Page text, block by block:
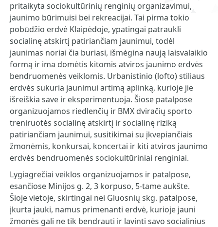
pritaikyta sociokultūrinių renginių organizavimui,
jaunimo būrimuisi bei rekreacijai. Tai pirma tokio
pobūdžio erdvė Klaipėdoje, ypatingai patraukli
socialinę atskirtį patiriančiam jaunimui, todėl
jaunimas noriai čia buriasi, išmėgina naują laisvalaikio
formą ir ima domėtis kitomis atviros jaunimo erdvės
bendruomenės veiklomis. Urbanistinio (lofto) stiliaus
erdvės sukuria jaunimui artimą aplinką, kurioje jie
išreiškia save ir eksperimentuoja. Šiose patalpose
organizuojamos riedlenčių ir BMX dviračių sporto
treniruotės socialinę atskirtį ir socialinę riziką
patiriančiam jaunimui, susitikimai su įkvepiančiais
žmonėmis, konkursai, koncertai ir kiti atviros jaunimo
erdvės bendruomenės sociokultūriniai renginiai.
Lygiagrečiai veiklos organizuojamos ir patalpose,
esančiose Minijos g. 2, 3 korpuso, 5-tame aukšte.
Šioje vietoje, skirtingai nei Gluosnių skg. patalpose,
įkurta jauki, namus primenanti erdvė, kurioje jauni
žmonės gali ne tik bendrauti ir lavinti savo socialinius